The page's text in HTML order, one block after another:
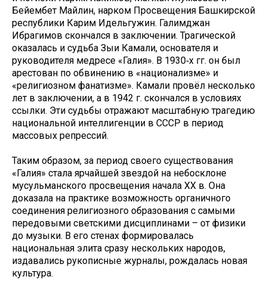
Бейембет Майлин, нарком Просвещения Башкирской
республики Карим Идельгужин. Галимджан
Ибрагимов скончался в заключении. Трагической
оказалась и судьба Зыи Камали, основателя и
руководителя медресе «Галия». В 1930‑х гг. он был
арестован по обвинению в «национализме» и
«религиозном фанатизме». Камали провёл несколько
лет в заключении, а в 1942 г. скончался в условиях
ссылки. Эти судьбы отражают масштабную трагедию
национальной интеллигенции в СССР в период
массовых репрессий.
Таким образом, за период своего существования
«Галия» стала ярчайшей звездой на небосклоне
мусульманского просвещения начала XX в. Она
доказала на практике возможность органичного
соединения религиозного образования с самыми
передовыми светскими дисциплинами – от физики
до музыки. В его стенах формировалась
национальная элита сразу нескольких народов,
издавались рукописные журналы, рождалась новая
культура.